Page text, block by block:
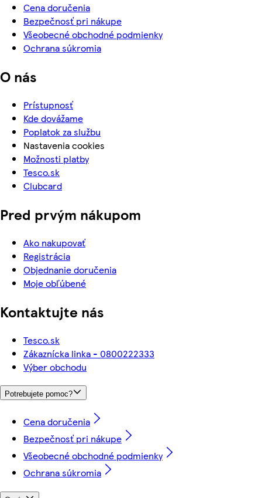
Cena doručenia
Bezpečnosť pri nákupe
Všeobecné obchodné podmienky
Ochrana súkromia
O nás
Prístupnosť
Kde dovážame
Poplatok za službu
Nastavenia cookies
Možnosti platby
Tesco.sk
Clubcard
Pred prvým nákupom
Ako nakupovať
Registrácia
Objednanie doručenia
Moje obľúbené
Kontaktujte nás
Tesco.sk
Zákaznícka linka - 0800222333
Výber obchodu
Potrebujete pomoc?
Cena doručenia
Bezpečnosť pri nákupe
Všeobecné obchodné podmienky
Ochrana súkromia